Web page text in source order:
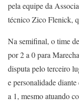
pela equipe da
técnico Zico Flenick,
Na semifinal, o time
por 2 a 0 para
disputa pelo terceiro
e personalidade
a 1, mesmo atuando